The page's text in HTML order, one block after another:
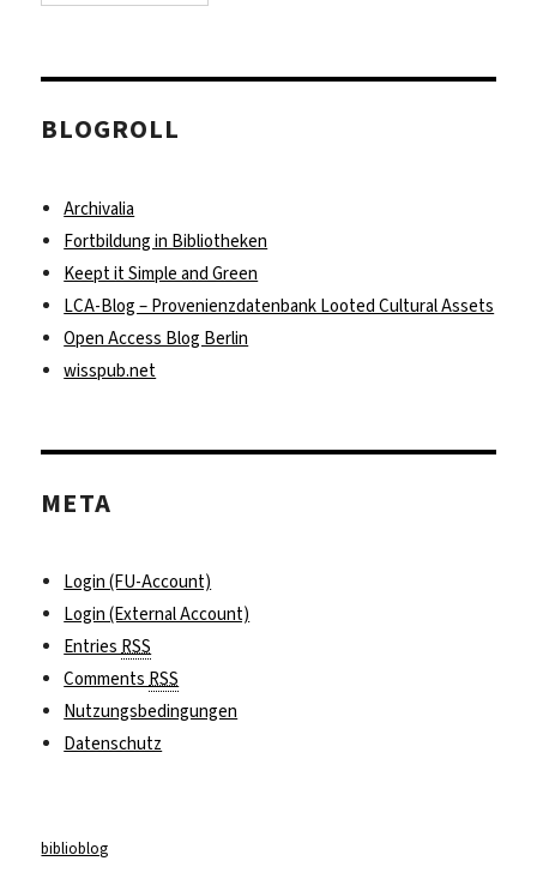
BLOGROLL
Archivalia
Fortbildung in Bibliotheken
Keept it Simple and Green
LCA-Blog – Provenienzdatenbank Looted Cultural Assets
Open Access Blog Berlin
wisspub.net
META
Login (FU-Account)
Login (External Account)
EntriesRSS
CommentsRSS
Nutzungsbedingungen
Datenschutz
biblioblog